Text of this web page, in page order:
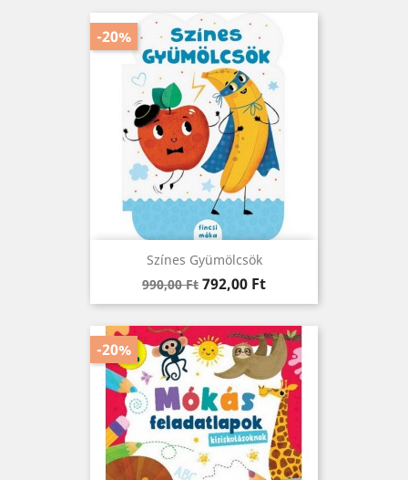
Színes Gyümölcsök
Regular
price
990,00 Ft Ár
792,00 Ft
-20%
-20%